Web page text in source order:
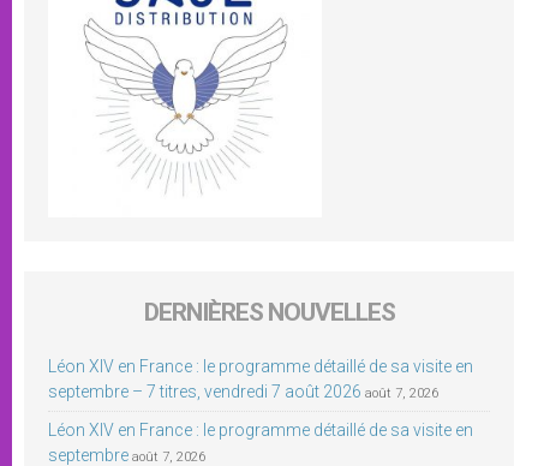
DERNIÈRES NOUVELLES
Léon XIV en France : le programme détaillé de sa visite en
septembre – 7 titres, vendredi 7 août 2026 août 7, 2026
Léon XIV en France : le programme détaillé de sa visite en
septembre août 7, 2026